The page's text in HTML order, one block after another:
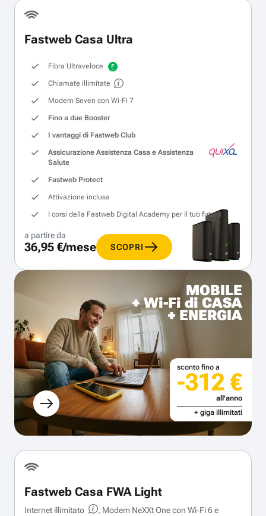
Fastweb Casa Ultra
Fibra Ultraveloce
Chiamate illimitate
Modem Seven con Wi‑Fi 7
Fino a due Booster
I vantaggi di Fastweb Club
Assicurazione Assistenza Casa e Assistenza
Salute
Fastweb Protect
Attivazione inclusa
I corsi della Fastweb Digital Academy per il tuo futuro
a partire da
36,95 €/mese SCOPRI
MOBILE
+ Wi-Fi di CASA
+ ENERGIA
sconto fino a
-312 €
all'anno
+ giga illimitati
Fastweb Casa FWA Light
Internet illimitato
, Modem NeXXt One con Wi‑Fi 6 e